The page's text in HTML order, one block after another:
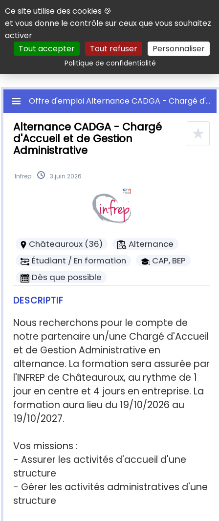
Panneau de gestion des cookies
Ce site utilise des cookies 🍪
et vous donne le contrôle sur ceux que vous souhaitez
activer
Tout accepter
Tout refuser Personnaliser
Politique de confidentialitéRechercher
Offre d'emploi Alternance CADGA - Chargé d'Accueil et de Gestion Administrative
Alternance CADGA - Chargé
d'Accueil et de Gestion
Administrative
★
Infrep 3 juin 2026
DESCRIPTIF
Nous recherchons pour le compte de
notre partenaire un/une Chargé d'Accueil
et de Gestion Administrative en
alternance. La formation sera assurée par
l'INFREP de Châteauroux, au rythme de 1
jour en centre et 4 jours en entreprise. La
formation aura lieu du 19/10/2026 au
19/10/2027.
Vos missions :
- Assurer les activités d'accueil d'une
structure
- Gérer les activités administratives d'une
structure
Châteauroux (36)
Alternance
Étudiant / En formation
CAP, BEP
Dès que possible